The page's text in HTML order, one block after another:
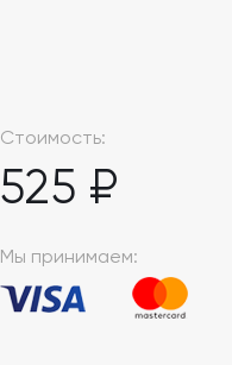
Стоимость:
525 ₽
Мы принимаем: